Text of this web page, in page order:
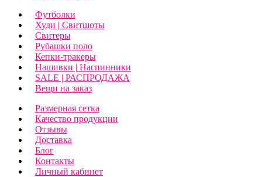
Футболки
Худи | Свитшоты
Свитеры
Рубашки поло
Кепки-тракеры
Нашивки | Наспинники
SALE | РАСПРОДАЖА
Вещи на заказ
Размерная сетка
Качество продукции
Отзывы
Доставка
Блог
Контакты
Личный кабинет